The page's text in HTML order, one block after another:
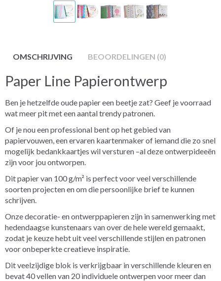
OMSCHRIJVING BEOORDELINGEN (0)
Paper Line Papierontwerp
Ben je hetzelfde oude papier een beetje zat? Geef je voorraad
wat meer pit met een aantal trendy patronen.
Of je nou een professional bent op het gebied van
papiervouwen, een ervaren kaartenmaker of iemand die zo snel
mogelijk bedankkaartjes wil versturen –al deze ontwerpideeën
zijn voor jou ontworpen.
Dit papier van 100 g/m² is perfect voor veel verschillende
soorten projecten en om die persoonlijke brief te kunnen
schrijven.
Onze decoratie- en ontwerppapieren zijn in samenwerking met
hedendaagse kunstenaars van over de hele wereld gemaakt,
zodat je keuze hebt uit veel verschillende stijlen en patronen
voor onbeperkte creatieve inspiratie.
Dit veelzijdige blok is verkrijgbaar in verschillende kleuren en
bevat 40 vellen van 20 individuele ontwerpen voor meer dan